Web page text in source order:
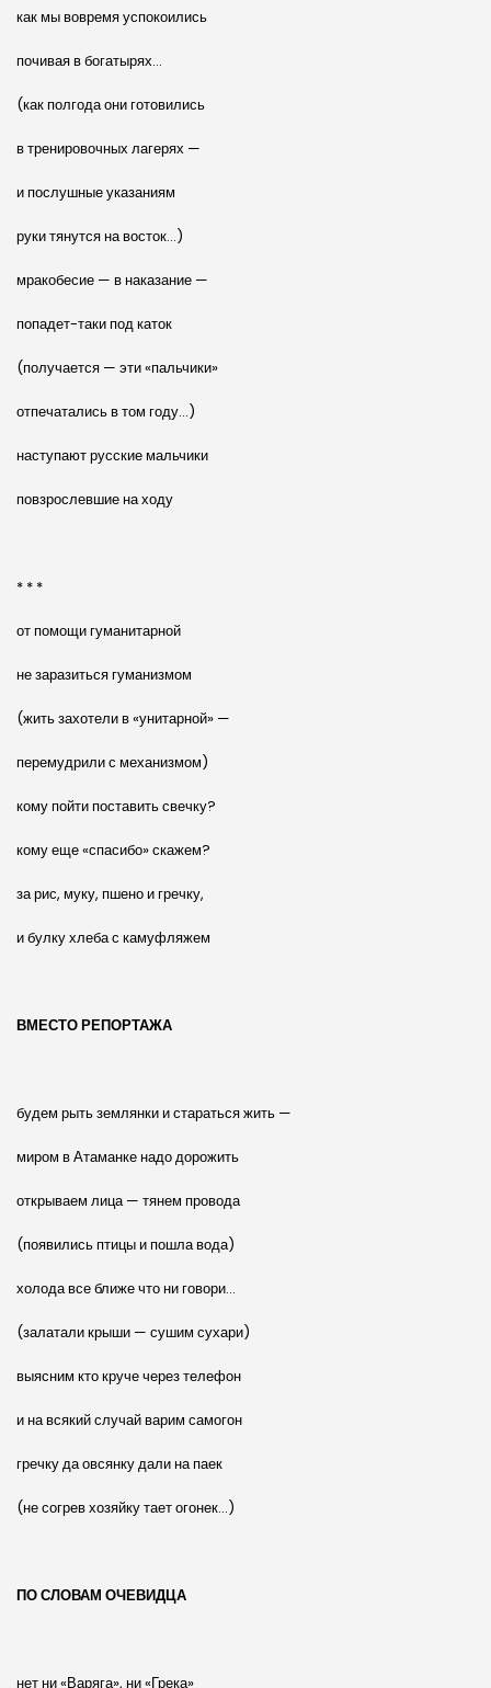
как мы вовремя успокоились
почивая в богатырях…
(как полгода они готовились
в тренировочных лагерях —
и послушные указаниям
руки тянутся на восток…)
мракобесие — в наказание —
попадет-таки под каток
(получается — эти «пальчики»
отпечатались в том году…)
наступают русские мальчики
повзрослевшие на ходу
* * *
от помощи гуманитарной
не заразиться гуманизмом
(жить захотели в «унитарной» —
перемудрили с механизмом)
кому пойти поставить свечку?
кому еще «спасибо» скажем?
за рис, муку, пшено и гречку,
и булку хлеба с камуфляжем
ВМЕСТО РЕПОРТАЖА
будем рыть землянки и стараться жить —
миром в Атаманке надо дорожить
открываем лица — тянем провода
(появились птицы и пошла вода)
холода все ближе что ни говори…
(залатали крыши — сушим сухари)
выясним кто круче через телефон
и на всякий случай варим самогон
гречку да овсянку дали на паек
(не согрев хозяйку тает огонек…)
ПО СЛОВАМ ОЧЕВИДЦА
нет ни «Варяга», ни «Грека»